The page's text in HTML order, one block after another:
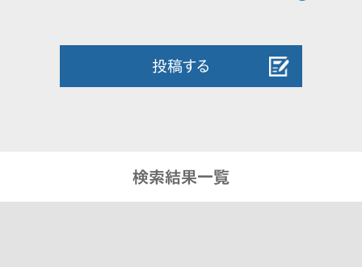
投稿する
検索結果一覧